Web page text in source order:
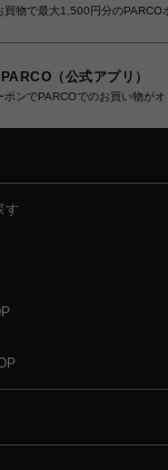
買物で最大1,500円分のPARCO
（公式アプリ）
ポンでPARCOでのお買い物がオ
す